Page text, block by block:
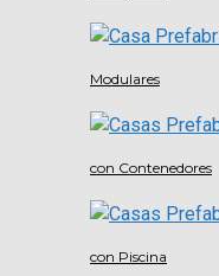
Modulares
con Contenedores
con Piscina